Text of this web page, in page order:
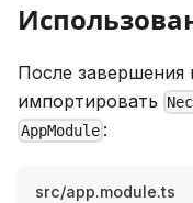
После
импортировать
AppModule :
src/app.module.ts